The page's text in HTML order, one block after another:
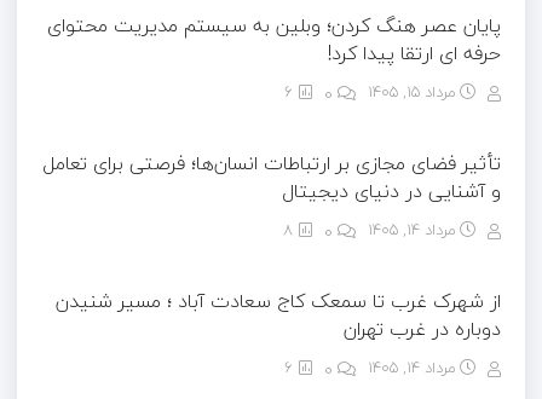
پایان عصر هنگ کردن؛ وبلین به سیستم مدیریت محتوای
حرفه ای ارتقا پیدا کرد!
مرداد ۱۵, ۱۴۰۵ 6
تأثیر فضای مجازی بر ارتباطات انسان‌ها؛ فرصتی برای تعامل
و آشنایی در دنیای دیجیتال
مرداد ۱۴, ۱۴۰۵ 8
از شهرک غرب تا سمعک کاج سعادت آباد ؛ مسیر شنیدن
دوباره در غرب تهران
مرداد ۱۴, ۱۴۰۵ 6